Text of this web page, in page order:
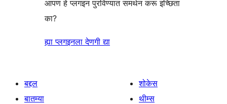
आपण हे प्लगइन पुरविण्यात समर्थन करू इच्छिता
का?
ह्या प्लगइनला देणगी द्या
बद्दल
बातम्या
शोकेस
थीम्स